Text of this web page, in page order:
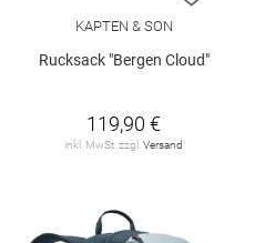
KAPTEN & SON
Rucksack "Bergen Cloud"
119,90 €
inkl. MwSt. zzgl. Versand